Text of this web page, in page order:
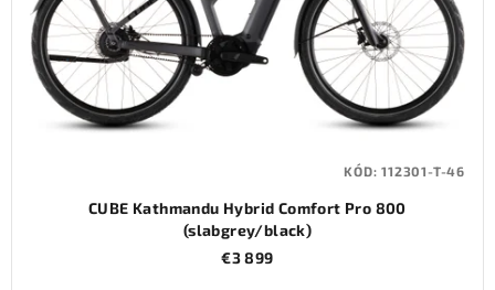
CUBE Kathmandu Hybrid Comfort Pro 800
(slabgrey/black)
€3 899
KÓD:112301-T-46